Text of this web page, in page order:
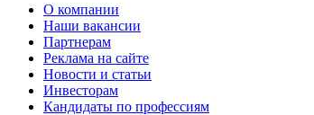
О компании
Наши вакансии
Партнерам
Реклама на сайте
Новости и статьи
Инвесторам
Кандидаты по профессиям